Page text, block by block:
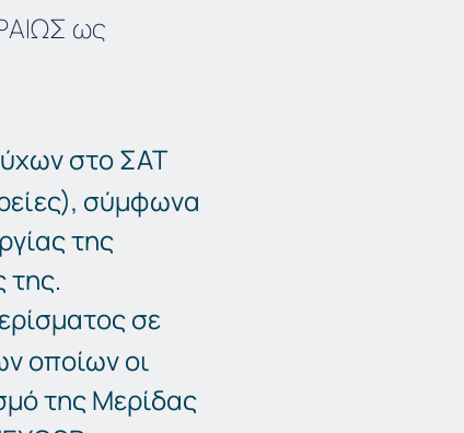
ως
στο ΣΑΤ
σύμφωνα
της
της.
σε
οποίων οι
της Μερίδας